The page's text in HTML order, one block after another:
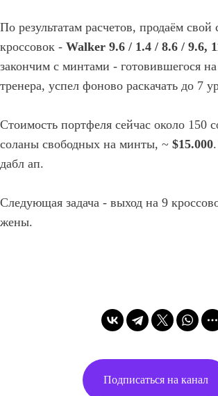
По результатам расчетов, продаём
кроссовок - Walker 9.6 / 1.4 / 8.6 / 9.6,
закончим с минтами - готовившегося
тренера, успел фоново раскачать до 7
Стоимость портфеля сейчас около 150
соланы свободных на минты, ~ $15.000
дабл ап.
Следующая задача - выход на 9
жены.
Подписаться на канал